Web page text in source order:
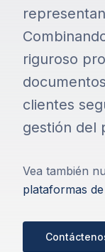
riguroso
clientes
gestión del
Vea también
plataformas